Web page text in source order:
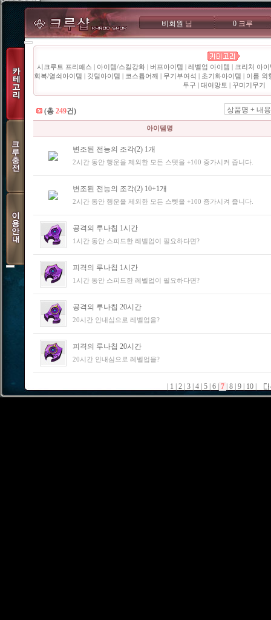
비회원 님 0 크루
시크루트 프리패스 | 아이템/스킬강화 | 버프아이템 | 레벨업 아이템 | 크리처 아이
회복/열쇠아이템 | 깃털아이템 | 코스튬어깨 | 무기부여석 | 초기화아이템 | 이름 외
투구 | 대여망토 | 꾸미기무기
(총 249건) 상품명 + 내용
아이템명
변조된 전능의 조각(2) 1개
2시간 동안 행운을 제외한 모든 스텟을 +100 증가시켜 줍니다.
변조된 전능의 조각(2) 10+1개
2시간 동안 행운을 제외한 모든 스텟을 +100 증가시켜 줍니다.
공격의 루나칩 1시간
1시간 동안 스피드한 레벨업이 필요하다면?
피격의 루나칩 1시간
1시간 동안 스피드한 레벨업이 필요하다면?
공격의 루나칩 20시간
20시간 인내심으로 레벨업을?
피격의 루나칩 20시간
20시간 인내심으로 레벨업을?
1 2 3 4 5 6 7 8 9 10